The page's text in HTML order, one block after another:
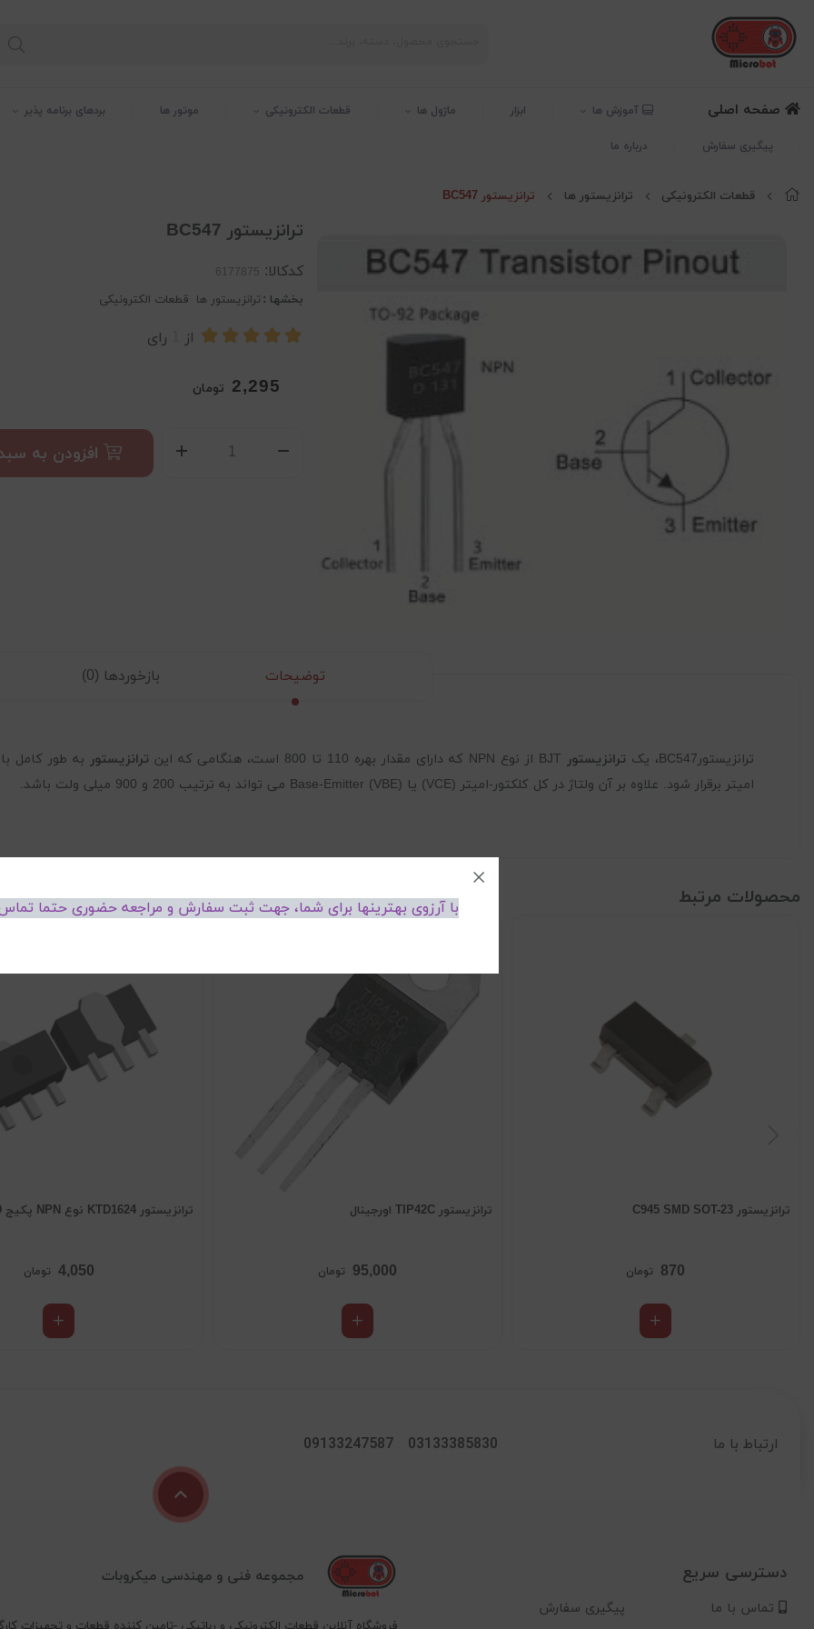
صفحه اصلی آموزش ها ابزار ماژول ها قطعات الکترونیکی موتور ها بردهای برنامه پذیر
پیگیری سفارش درباره ما
قطعات الکترونیکی ترانزیستور ها ترانزیستور BC547
ترانزیستور BC547
کدکالا:
بخشها : ترانزیستور ها قطعات الکترونیکی
از رای
2,295 تومان
افزودن به
توضیحات بازخوردها (0)
ترانزیستورBC547، یک ترانزیستور ترانزیستور
امیتر برقرار شود. علاوه بر آن ولتاژ در کل کلکتور-امیتر (VCE) یا Base-Emitter (VBE) می تواند به ترتیب 200 و 900 میلی ولت باشد.
محصولات مرتبط
ترانزیستور C945 SMD SOT-23
870 تومان
ترانزیستور TIP42C اورجینال
95,000 تومان
ترانزیستور KTD1624 نوع NPN پکیج SOT-89
4,050 تومان
ارتباط با ما 03133385830
09133247587
دسترسی سریع
تماس با ما پیگیری سفارش
مجموعه فنی و مهندسی میکروبات
با آرزوی بهترینها برای شما، جهت ثبت سفارش و مراجعه حضوری حتما